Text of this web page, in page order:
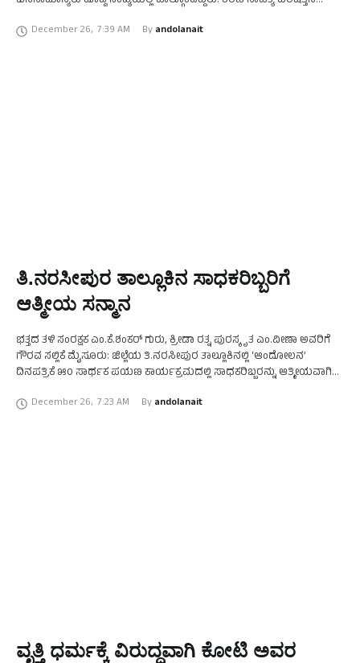
ಅರ್ಚಕ ದೊರೆಸ್ವಾಮಿ, …
December 26, 7:39 AM By andolanait
ತಿ.ನರಸೀಪುರ ತಾಲ್ಲೂಕಿನ ಸಾಧಕರಿಬ್ಬರಿಗೆ
ಆತ್ಮೀಯ ಸನ್ಮಾನ
ಭತ್ತದ ತಳಿ ಸಂರಕ್ಷಕ ಎಂ.ಕೆ.ಶಂಕರ್ ಗುರು, ಕ್ರೀಡಾ ರತ್ನ ಪುರಸ್ಕೃತ ಎಂ.ವೀಣಾ ಅವರಿಗೆ
ಗೌರವ ಸಲ್ಲಿಕೆ ಮೈಸೂರು: ಜಿಲ್ಲೆಯ ತಿ.ನರಸೀಪುರ ತಾಲ್ಲೂಕಿನಲ್ಲಿ ‘ಆಂದೋಲನ’
ದಿನಪತ್ರಿಕೆ ೫೦ ಸಾರ್ಥಕ ಪಯಣ ಕಾರ್ಯಕ್ರಮದಲ್ಲಿ ಸಾಧಕರಿಬ್ಬರನ್ನು ಆತ್ಮೀಯವಾಗಿ
… December 26, 7:23 AM By andolanait
ವೃತ್ತಿ ಧರ್ಮಕ್ಕೆ ವಿರುದ್ಧವಾಗಿ ಕೋಟಿ ಅವರ